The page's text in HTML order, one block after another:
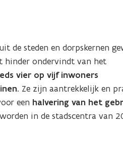
de steden en dorpskernen
hinder ondervindt van het
vier op vijf inwoners
. Ze zijn aantrekkelijk en
een halvering van het
in de stadscentra van